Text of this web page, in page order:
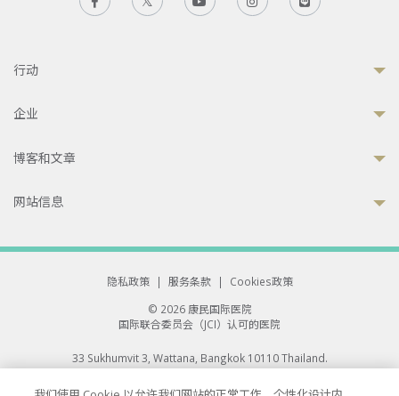
行动
企业
博客和文章
网站信息
隐私政策 | 服务条款 |
Cookies政策
© 2026 康民国际医院
国际联合委员会（JCI）认可的医院
33 Sukhumvit 3, Wattana, Bangkok 10110 Thailand.
All rights reserved.